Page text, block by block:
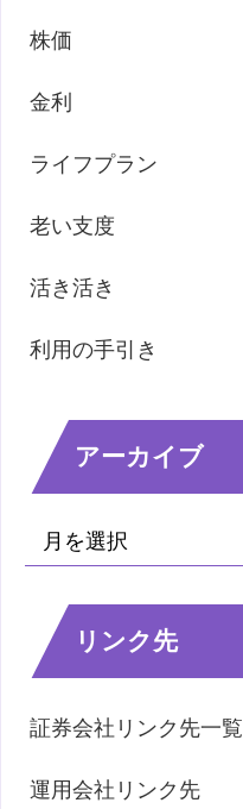
株価
金利
ライフプラン
老い支度
活き活き
利用の手引き
アーカイブ
リンク先
証券会社リンク先一覧
運用会社リンク先